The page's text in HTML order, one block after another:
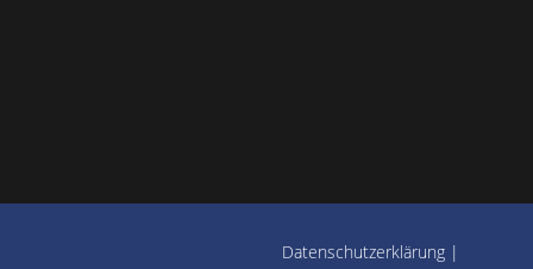
Datenschutzerklärung |